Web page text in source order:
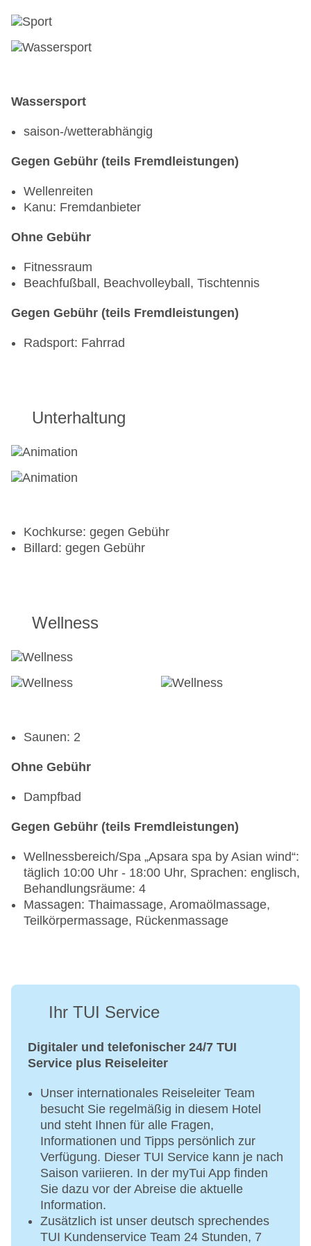
Bars & mehr: 2
Cocktailbar „The Terrace Bar“: täglich 06:30 Uhr -
Halbpension, Vollpension und All-Inclusive:
In der Hauptsaison (01.11. - 30.04.) wird das
Mittag-und Abendessen in Buffet-Form
angeboten, in der Nebensaison (01.05. - 31.10.)
nur in a la carte-Form.
Wassersport
saison-/wetterabhängig
Gegen Gebühr (teils Fremdleistungen)
Wellenreiten
Kanu: Fremdanbieter
Ohne Gebühr
Fitnessraum
Beachfußball, Beachvolleyball, Tischtennis
Gegen Gebühr (teils Fremdleistungen)
Radsport: Fahrrad
Unterhaltung
Kochkurse: gegen Gebühr
Billard: gegen Gebühr
Wellness
Saunen: 2
Ohne Gebühr
Dampfbad
Gegen Gebühr (teils Fremdleistungen)
Wellnessbereich/Spa „Apsara spa by Asian wind“:
täglich 10:00 Uhr - 18:00 Uhr, Sprachen: englisch,
Behandlungsräume: 4
Massagen: Thaimassage, Aromaölmassage,
Teilkörpermassage, Rückenmassage
Ihr TUI Service
Digitaler und telefonischer 24/7 TUI
Service plus Reiseleiter
Unser internationales Reiseleiter Team
besucht Sie regelmäßig in diesem Hotel
und steht Ihnen für alle Fragen,
Informationen und Tipps persönlich zur
Verfügung. Dieser TUI Service kann je nach
Saison variieren. In der myTui App finden
Sie dazu vor der Abreise die aktuelle
Information.
Zusätzlich ist unser deutsch sprechendes
TUI Kundenservice Team 24 Stunden, 7